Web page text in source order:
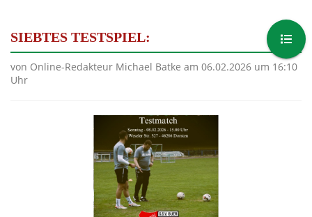
SIEBTES TESTSPIEL:
von Online-Redakteur Michael Batke am 06.02.2026 um 16:10
Uhr